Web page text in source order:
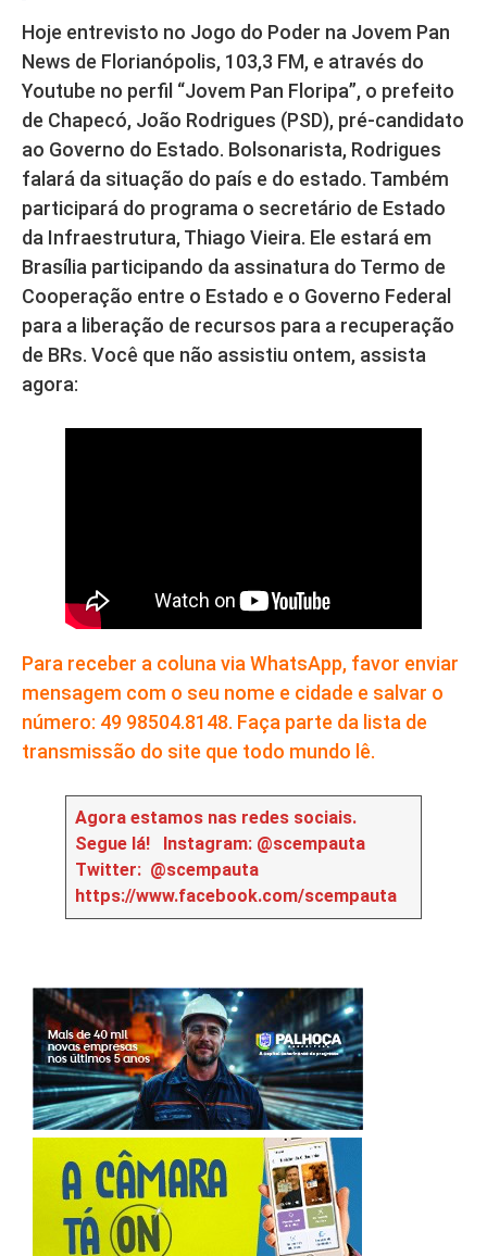
Hoje entrevisto no Jogo do Poder na Jovem Pan
News de Florianópolis, 103,3 FM, e através do
Youtube no perfil “Jovem Pan Floripa”, o prefeito
de Chapecó, João Rodrigues (PSD), pré-candidato
ao Governo do Estado. Bolsonarista, Rodrigues
falará da situação do país e do estado. Também
participará do programa o secretário de Estado
da Infraestrutura, Thiago Vieira. Ele estará em
Brasília participando da assinatura do Termo de
Cooperação entre o Estado e o Governo Federal
para a liberação de recursos para a recuperação
de BRs. Você que não assistiu ontem, assista
agora:
Para receber a coluna via WhatsApp, favor enviar
mensagem com o seu nome e cidade e salvar o
número: 49 98504.8148. Faça parte da lista de
transmissão do site que todo mundo lê.
Agora estamos nas redes sociais.
Segue lá!
Instagram: @scempauta
Twitter: @scempauta
https://www.facebook.com/scempauta